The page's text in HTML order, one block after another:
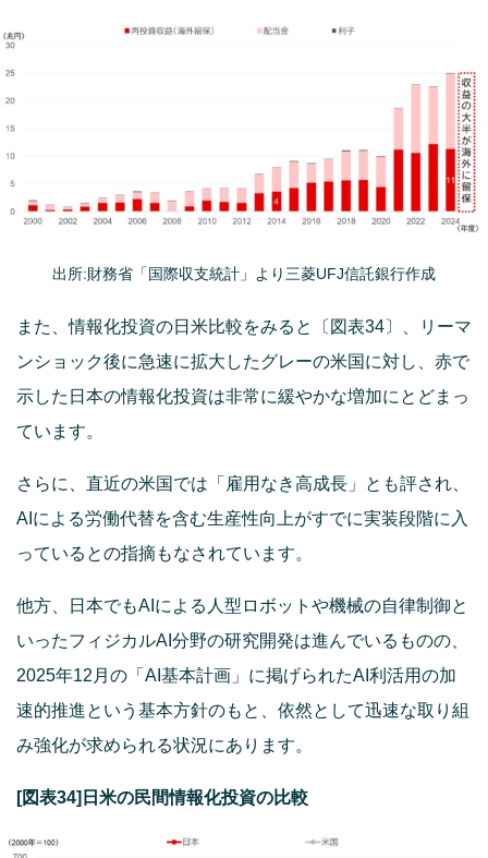
出所:財務省「国際収支統計」より三菱UFJ信託銀行作成
また、情報化投資の日米比較をみると〔図表34〕、リーマ
ンショック後に急速に拡大したグレーの米国に対し、赤で
示した日本の情報化投資は非常に緩やかな増加にとどまっ
ています。
さらに、直近の米国では「雇用なき高成長」とも評され、
AIによる労働代替を含む生産性向上がすでに実装段階に入
っているとの指摘もなされています。
他方、日本でもAIによる人型ロボットや機械の自律制御と
いったフィジカルAI分野の研究開発は進んでいるものの、
2025年12月の「AI基本計画」に掲げられたAI利活用の加
速的推進という基本方針のもと、依然として迅速な取り組
み強化が求められる状況にあります。
[図表34]日米の民間情報化投資の比較